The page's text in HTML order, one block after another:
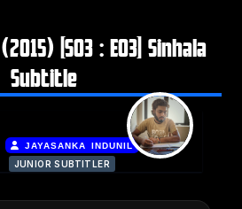
[S03 : E03] Sinhala
Subtitle
JAYASANKA INDUNIL |
JUNIOR SUBTITLER